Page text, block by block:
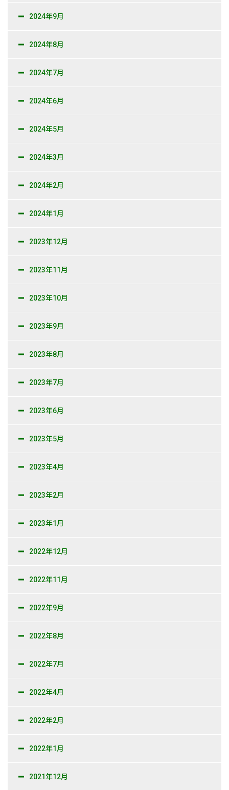
2024年9月
2024年8月
2024年7月
2024年6月
2024年5月
2024年3月
2024年2月
2024年1月
2023年12月
2023年11月
2023年10月
2023年9月
2023年8月
2023年7月
2023年6月
2023年5月
2023年4月
2023年2月
2023年1月
2022年12月
2022年11月
2022年9月
2022年8月
2022年7月
2022年4月
2022年2月
2022年1月
2021年12月